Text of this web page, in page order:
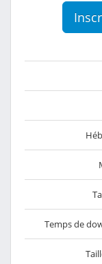
Temps de